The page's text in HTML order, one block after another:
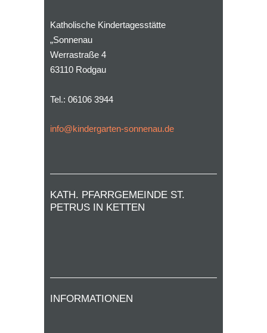
Katholische Kindertagesstätte
„Sonnenau
Werrastraße 4
63110 Rodgau
Tel.: 06106 3944
info@kindergarten-sonnenau.de
KATH. PFARRGEMEINDE ST.
PETRUS IN KETTEN
INFORMATIONEN